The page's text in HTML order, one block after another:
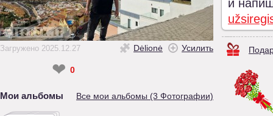
Загружено 2025.12.27 Dėlionė Усилить
❤ 0
Мои альбомы Все мои альбомы (3 Фотографии)
и